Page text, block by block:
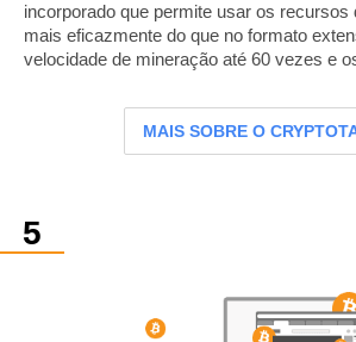
incorporado que permite usar os recursos
mais eficazmente do que no formato
velocidade de mineração até 60 vezes e
MAIS SOBRE O